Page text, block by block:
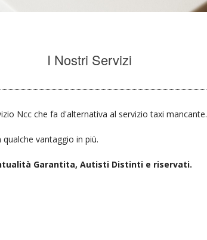
I Nostri Servizi
Ncc che fa d'alternativa al servizio taxi mancante.
vantaggio in più.
Garantita, Autisti Distinti e riservati.